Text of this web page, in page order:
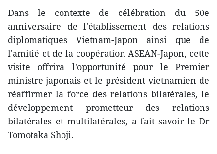
Dans le contexte de célébration du 50e
anniversaire de l'établissement des relations
diplomatiques Vietnam-Japon ainsi que de
l'amitié et de la coopération ASEAN-Japon, cette
visite offrira l'opportunité pour le Premier
ministre japonais et le président vietnamien de
réaffirmer la force des relations bilatérales, le
développement prometteur des relations
bilatérales et multilatérales, a fait savoir le Dr
Tomotaka Shoji.